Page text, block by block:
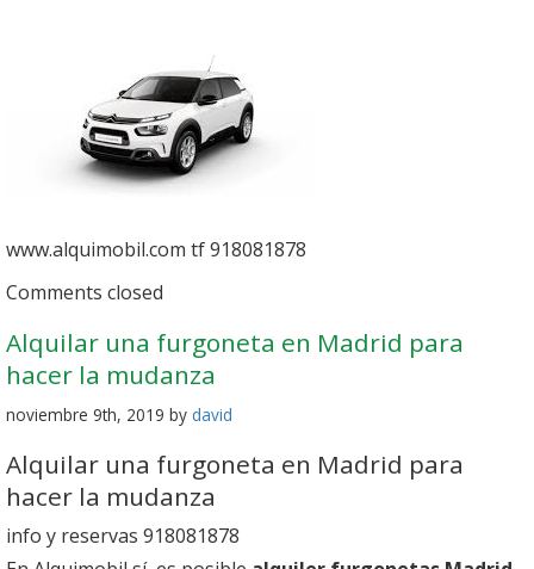
www.alquimobil.com tf 918081878
Comments closed
Alquilar una furgoneta en Madrid para
hacer la mudanza
noviembre 9th, 2019 by david
Alquilar una furgoneta en Madrid para
hacer la mudanza
info y reservas 918081878